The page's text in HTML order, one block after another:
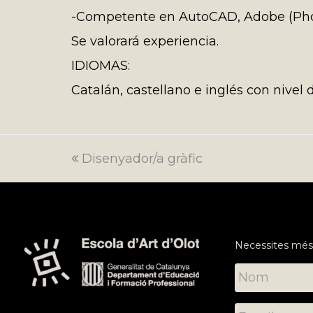
-Competente en AutoCAD, Adobe
Se valorará experiencia.
IDIOMAS:
Catalán, castellano e inglés con nivel
previous
Disenyador/a gràfic
Necessites